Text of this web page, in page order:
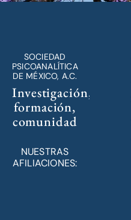
SOCIEDAD
PSICOANALÍTICA
DE MÉXICO, A.C.
Investigación,
formación,
comunidad
NUESTRAS
AFILIACIONES: